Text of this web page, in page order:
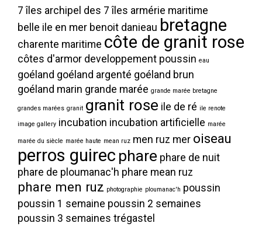
7 îles archipel des 7 îles armérie maritime
belle ile en mer benoit danieau bretagne
charente maritime côte de granit rose
côtes d'armor developpement poussin eau
goéland goéland argenté goéland brun
goéland marin grande marée grande marée bretagne
grandes marées granit granit rose ile de ré ile renote
image gallery incubation incubation artificielle marée
marée du siècle marée haute mean ruz men ruz mer oiseau
perros guirec phare phare de nuit
phare de ploumanac'h phare mean ruz
phare men ruz photographie ploumanac'h poussin
poussin 1 semaine poussin 2 semaines
poussin 3 semaines trégastel